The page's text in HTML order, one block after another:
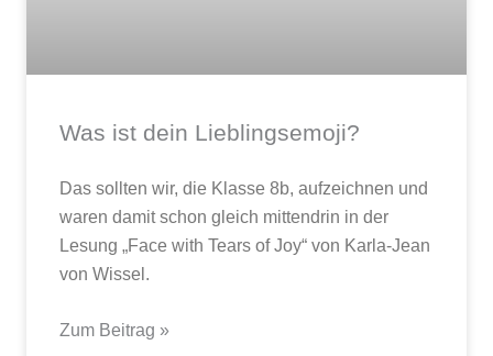
Was ist dein Lieblingsemoji?
Das sollten wir, die Klasse 8b, aufzeichnen und
waren damit schon gleich mittendrin in der
Lesung „Face with Tears of Joy“ von Karla-Jean
von Wissel.
Zum Beitrag »